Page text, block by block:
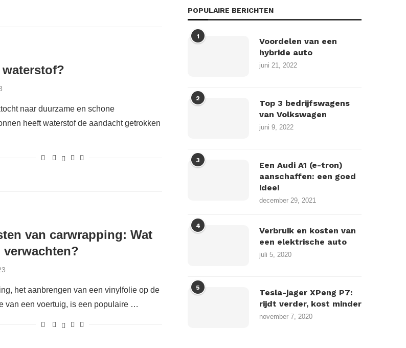
waterstof?
naar duurzame en schone
heeft waterstof de aandacht getrokken
van carwrapping: Wat
verwachten?
het aanbrengen van een vinylfolie op de
van een voertuig, is een populaire …
POPULAIRE BERICHTEN
1
Voordelen van een
hybride auto
juni 21, 2022
2
Top 3 bedrijfswagens
van Volkswagen
juni 9, 2022
3
Een Audi A1 (e-tron)
aanschaffen: een goed
idee!
december 29, 2021
4
Verbruik en kosten van
een elektrische auto
juli 5, 2020
5
Tesla-jager XPeng P7:
rijdt verder, kost minder
november 7, 2020